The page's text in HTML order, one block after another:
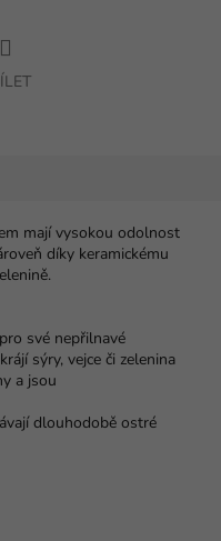
mají vysokou odolnost
díky keramickému
své nepřilnavé
sýry, vejce či zelenina
a jsou
dlouhodobě ostré